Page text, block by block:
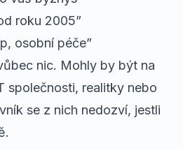
roku 2005”
osobní péče”
nic. Mohly by být na
společnosti, realitky nebo
se z nich nedozví, jestli